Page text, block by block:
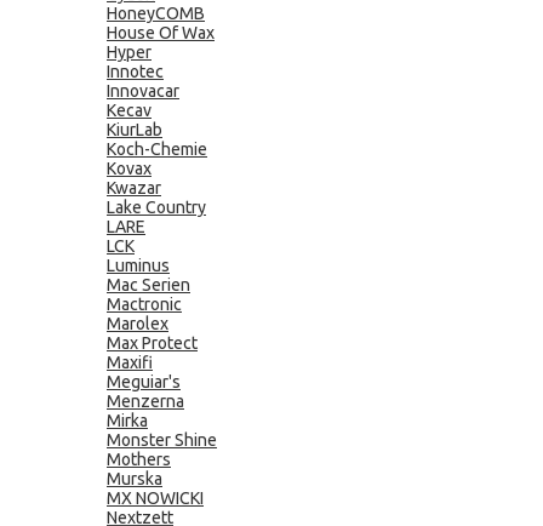
HoneyCOMB
House Of Wax
Hyper
Innotec
Innovacar
Kecav
KiurLab
Koch-Chemie
Kovax
Kwazar
Lake Country
LARE
LCK
Luminus
Mac Serien
Mactronic
Marolex
Max Protect
Maxifi
Meguiar's
Menzerna
Mirka
Monster Shine
Mothers
Murska
MX NOWICKI
Nextzett